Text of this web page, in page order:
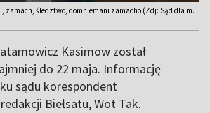
zamach, śledztwo, domniemani zamacho (Zdj: Sąd dla m.
Kasimow został
do 22 maja. Informację
sądu korespondent
Biełsatu, Wot Tak.